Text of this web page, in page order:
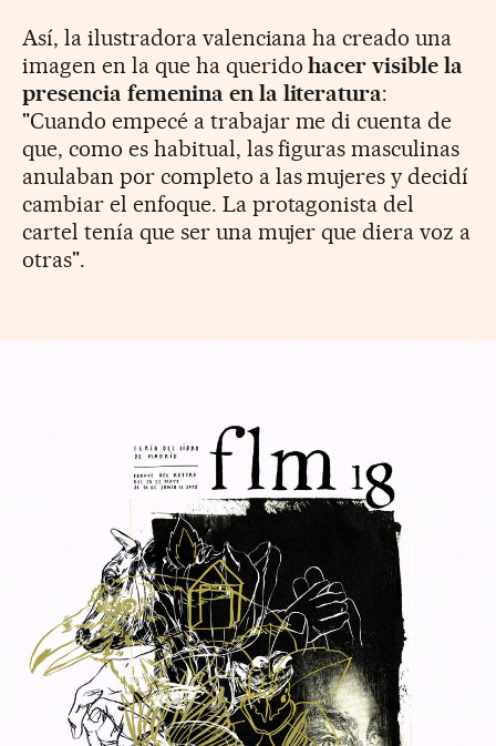
Así, la ilustradora valenciana ha creado una
imagen en la que ha querido hacer visible la
presencia femenina en la literatura:
"Cuando empecé a trabajar me di cuenta de
que, como es habitual, las figuras masculinas
anulaban por completo a las mujeres y decidí
cambiar el enfoque. La protagonista del
cartel tenía que ser una mujer que diera voz a
otras".